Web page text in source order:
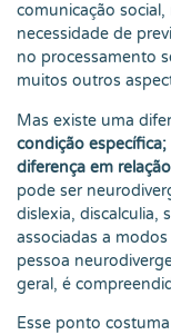
comunicação
necessidade de
no processamento
muitos outros
Mas existe uma
condição
diferença em
pode ser
dislexia, discalculia,
associadas a
pessoa
geral, é
Esse ponto